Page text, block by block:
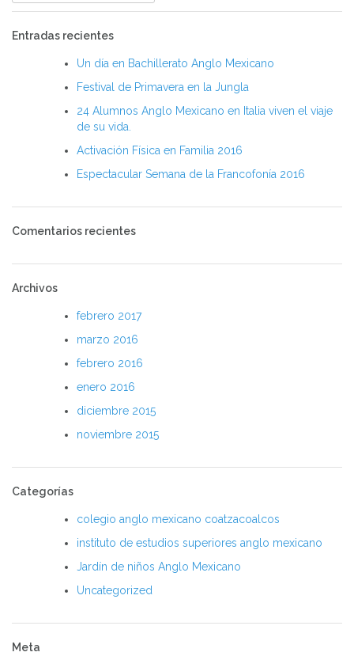
Entradas recientes
Un día en Bachillerato Anglo Mexicano
Festival de Primavera en la Jungla
24 Alumnos Anglo Mexicano en Italia viven el viaje
de su vida.
Activación Física en Familia 2016
Espectacular Semana de la Francofonía 2016
Comentarios recientes
Archivos
febrero 2017
marzo 2016
febrero 2016
enero 2016
diciembre 2015
noviembre 2015
Categorías
colegio anglo mexicano coatzacoalcos
instituto de estudios superiores anglo mexicano
Jardín de niños Anglo Mexicano
Uncategorized
Meta